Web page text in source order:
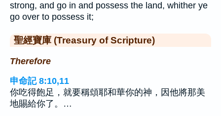
strong, and go in and possess the land, whither ye
go over to possess it;
聖經寶庫 (Treasury of Scripture)
Therefore
申命記 8:10,11
你吃得飽足，就要稱頌耶和華你的神，因他將那美
地賜給你了。…